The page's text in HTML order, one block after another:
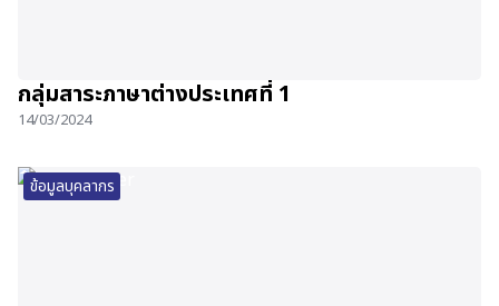
กลุ่มสาระภาษาต่างประเทศที่ 1
14/03/2024
ข้อมูลบุคลากร